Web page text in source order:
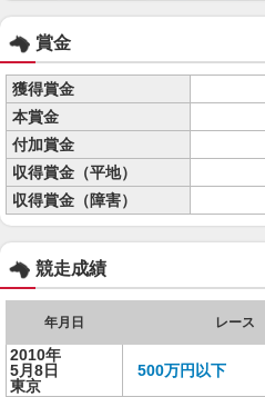
賞金
獲得賞金
本賞金
付加賞金
収得賞金（平地）
収得賞金（障害）
競走成績
年月日 レース
2010年
5月8日
東京
500万円以下